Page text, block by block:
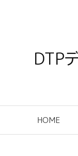
DTP
HOME